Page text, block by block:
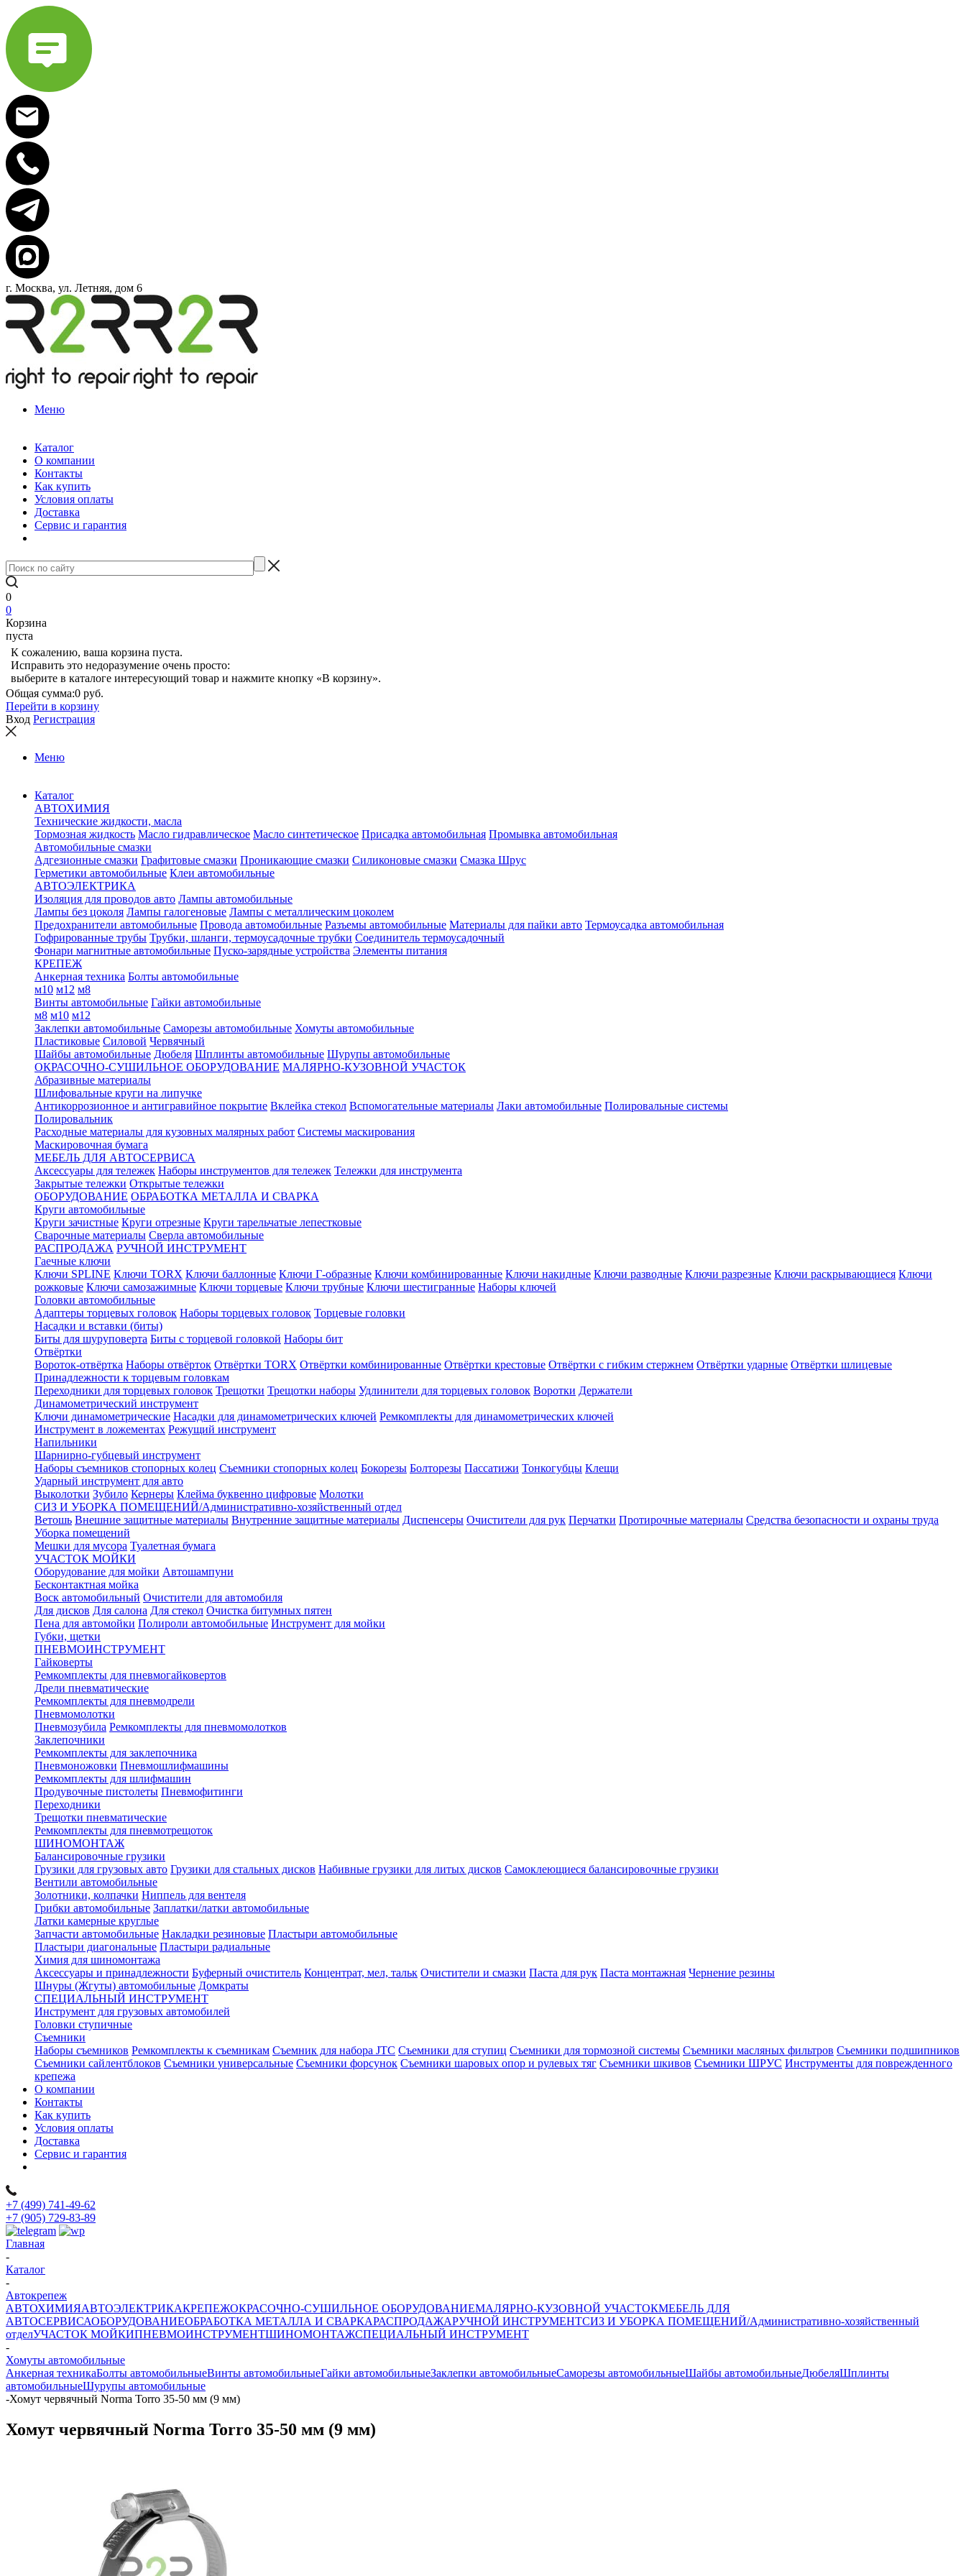
г. Москва, ул. Летняя, дом 6
Меню
Каталог
О компании
Контакты
Как купить
Условия оплаты
Доставка
Сервис и гарантия
0
0
Корзина
пуста
К сожалению, ваша корзина пуста.
Исправить это недоразумение очень просто:
выберите в каталоге интересующий товар и нажмите кнопку «В корзину».
Общая сумма:0 руб.
Перейти в корзину
Вход Регистрация
Меню
Каталог
АВТОХИМИЯ
Технические жидкости, масла
Тормозная жидкость Масло гидравлическое Масло синтетическое Присадка автомобильная Промывка автомобильная
Автомобильные смазки
Адгезионные смазки Графитовые смазки Проникающие смазки Силиконовые смазки Смазка Шрус
Герметики автомобильные Клеи автомобильные
АВТОЭЛЕКТРИКА
Изоляция для проводов авто Лампы автомобильные
Лампы без цоколя Лампы галогеновые Лампы с металлическим цоколем
Предохранители автомобильные Провода автомобильные Разъемы автомобильные Материалы для пайки авто Термоусадка автомобильная
Гофрированные трубы Трубки, шланги, термоусадочные трубки Соединитель термоусадочный
Фонари магнитные автомобильные Пуско-зарядные устройства Элементы питания
КРЕПЕЖ
Анкерная техника Болты автомобильные
м10 м12 м8
Винты автомобильные Гайки автомобильные
м8 м10 м12
Заклепки автомобильные Саморезы автомобильные Хомуты автомобильные
Пластиковые Силовой Червячный
Шайбы автомобильные Дюбеля Шплинты автомобильные Шурупы автомобильные
ОКРАСОЧНО-СУШИЛЬНОЕ ОБОРУДОВАНИЕ МАЛЯРНО-КУЗОВНОЙ УЧАСТОК
Абразивные материалы
Шлифовальные круги на липучке
Антикоррозионное и антигравийное покрытие Вклейка стекол Вспомогательные материалы Лаки автомобильные Полировальные системы
Полировальник
Расходные материалы для кузовных малярных работ Системы маскирования
Маскировочная бумага
МЕБЕЛЬ ДЛЯ АВТОСЕРВИСА
Аксессуары для тележек Наборы инструментов для тележек Тележки для инструмента
Закрытые тележки Открытые тележки
ОБОРУДОВАНИЕ ОБРАБОТКА МЕТАЛЛА И СВАРКА
Круги автомобильные
Круги зачистные Круги отрезные Круги тарельчатые лепестковые
Сварочные материалы Сверла автомобильные
РАСПРОДАЖА РУЧНОЙ ИНСТРУМЕНТ
Гаечные ключи
Ключи SPLINE Ключи TORX Ключи баллонные Ключи Г-образные Ключи комбинированные Ключи накидные Ключи разводные Ключи разрезные Ключи раскрывающиеся Ключи
рожковые Ключи самозажимные Ключи торцевые Ключи трубные Ключи шестигранные Наборы ключей
Головки автомобильные
Адаптеры торцевых головок Наборы торцевых головок Торцевые головки
Насадки и вставки (биты)
Биты для шуруповерта Биты с торцевой головкой Наборы бит
Отвёртки
Вороток-отвёртка Наборы отвёрток Отвёртки TORX Отвёртки комбинированные Отвёртки крестовые Отвёртки с гибким стержнем Отвёртки ударные Отвёртки шлицевые
Принадлежности к торцевым головкам
Переходники для торцевых головок Трещотки Трещотки наборы Удлинители для торцевых головок Воротки Держатели
Динамометрический инструмент
Ключи динамометрические Насадки для динамометрических ключей Ремкомплекты для динамометрических ключей
Инструмент в ложементах Режущий инструмент
Напильники
Шарнирно-губцевый инструмент
Наборы съемников стопорных колец Съемники стопорных колец Бокорезы Болторезы Пассатижи Тонкогубцы Клещи
Ударный инструмент для авто
Выколотки Зубило Кернеры Клейма буквенно цифровые Молотки
СИЗ И УБОРКА ПОМЕЩЕНИЙ/Административно-хозяйственный отдел
Ветошь Внешние защитные материалы Внутренние защитные материалы Диспенсеры Очистители для рук Перчатки Протирочные материалы Средства безопасности и охраны труда
Уборка помещений
Мешки для мусора Туалетная бумага
УЧАСТОК МОЙКИ
Оборудование для мойки Автошампуни
Бесконтактная мойка
Воск автомобильный Очистители для автомобиля
Для дисков Для салона Для стекол Очистка битумных пятен
Пена для автомойки Полироли автомобильные Инструмент для мойки
Губки, щетки
ПНЕВМОИНСТРУМЕНТ
Гайковерты
Ремкомплекты для пневмогайковертов
Дрели пневматические
Ремкомплекты для пневмодрели
Пневмомолотки
Пневмозубила Ремкомплекты для пневмомолотков
Заклепочники
Ремкомплекты для заклепочника
Пневмоножовки Пневмошлифмашины
Ремкомплекты для шлифмашин
Продувочные пистолеты Пневмофитинги
Переходники
Трещотки пневматические
Ремкомплекты для пневмотрещоток
ШИНОМОНТАЖ
Балансировочные грузики
Грузики для грузовых авто Грузики для стальных дисков Набивные грузики для литых дисков Самоклеющиеся балансировочные грузики
Вентили автомобильные
Золотники, колпачки Ниппель для вентеля
Грибки автомобильные Заплатки/латки автомобильные
Латки камерные круглые
Запчасти автомобильные Накладки резиновые Пластыри автомобильные
Пластыри диагональные Пластыри радиальные
Химия для шиномонтажа
Аксессуары и принадлежности Буферный очиститель Концентрат, мел, тальк Очистители и смазки Паста для рук Паста монтажная Чернение резины
Шнуры (Жгуты) автомобильные Домкраты
СПЕЦИАЛЬНЫЙ ИНСТРУМЕНТ
Инструмент для грузовых автомобилей
Головки ступичные
Съемники
Наборы съемников Ремкомплекты к съемникам Съемник для набора JTC Съемники для ступиц Съемники для тормозной системы Съемники масляных фильтров Съемники подшипников
Съемники сайлентблоков Съемники универсальные Съемники форсунок Съемники шаровых опор и рулевых тяг Съемники шкивов Съемники ШРУС Инструменты для поврежденного
крепежа
О компании
Контакты
Как купить
Условия оплаты
Доставка
Сервис и гарантия
+7 (499) 741-49-62
+7 (905) 729-83-89
Главная
-
Каталог
-
Автокрепеж
АВТОХИМИЯАВТОЭЛЕКТРИКАКРЕПЕЖОКРАСОЧНО-СУШИЛЬНОЕ ОБОРУДОВАНИЕМАЛЯРНО-КУЗОВНОЙ УЧАСТОКМЕБЕЛЬ ДЛЯ
АВТОСЕРВИСАОБОРУДОВАНИЕОБРАБОТКА МЕТАЛЛА И СВАРКАРАСПРОДАЖАРУЧНОЙ ИНСТРУМЕНТСИЗ И УБОРКА ПОМЕЩЕНИЙ/Административно-хозяйственный
отделУЧАСТОК МОЙКИПНЕВМОИНСТРУМЕНТШИНОМОНТАЖСПЕЦИАЛЬНЫЙ ИНСТРУМЕНТ
-
Хомуты автомобильные
Анкерная техникаБолты автомобильныеВинты автомобильныеГайки автомобильныеЗаклепки автомобильныеСаморезы автомобильныеШайбы автомобильныеДюбеляШплинты
автомобильныеШурупы автомобильные
-Хомут червячный Norma Torro 35-50 мм (9 мм)
Хомут червячный Norma Torro 35-50 мм (9 мм)